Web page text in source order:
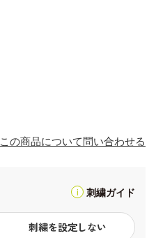
この商品について問い合わせる
刺繍ガイド
刺繍を設定しない